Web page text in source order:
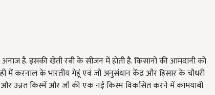
है. इसकी खेती रबी के सीजन में होती है. किसानों की आमदानी को
में करनाल के भारतीय गेहूं एवं जौ अनुसंधान केंद्र और हिसार के चौधरी
और उन्नत किस्में और जौ की एक नई किस्म विकसित करने में कामयाबी